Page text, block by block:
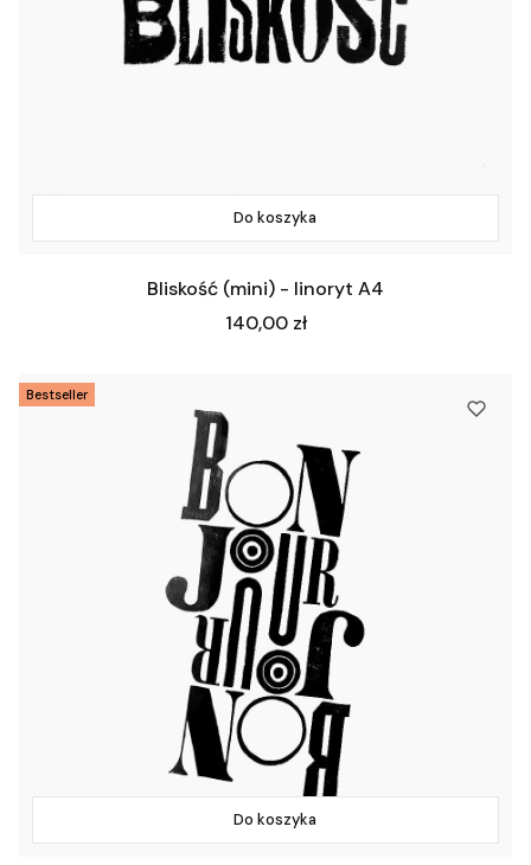
Do koszyka
Bliskość (mini) - linoryt A4
Cena
140,00 zł
Bestseller
Do koszyka